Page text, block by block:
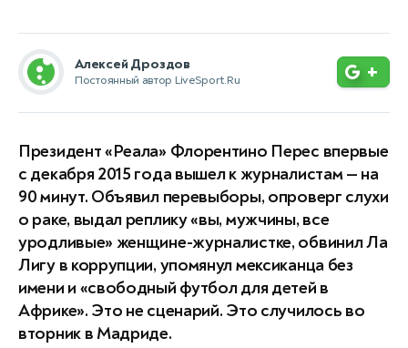
Алексей Дроздов
Постоянный автор LiveSport.Ru +
Президент «Реала» Флорентино Перес впервые
с декабря 2015 года вышел к журналистам — на
90 минут. Объявил перевыборы, опроверг слухи
о раке, выдал реплику «вы, мужчины, все
уродливые» женщине-журналистке, обвинил Ла
Лигу в коррупции, упомянул мексиканца без
имени и «свободный футбол для детей в
Африке». Это не сценарий. Это случилось во
вторник в Мадриде.